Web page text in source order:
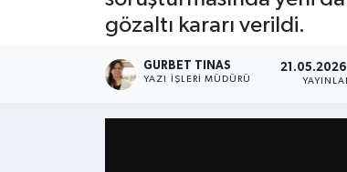
gözaltı kararı verildi.
GURBET TINAS
YAZI İŞLERI MÜDÜRÜ
Kültür - Sanat